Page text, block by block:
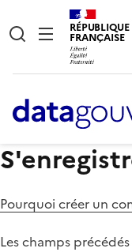
RÉPUBLIQUE
FRANÇAISE
Pourquoi créer un
Les champs